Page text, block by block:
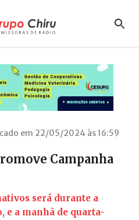
em 22/05/2024 às 16:59
Campanha
será durante a
e a manhã de quarta-